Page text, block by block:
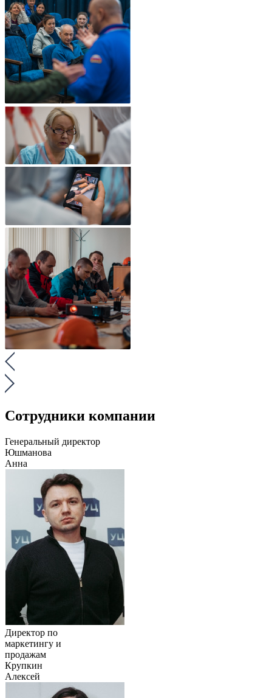
Сотрудники компании
Генеральный директор
Юшманова
Анна
Директор по
маркетингу и
продажам
Крупкин
Алексей